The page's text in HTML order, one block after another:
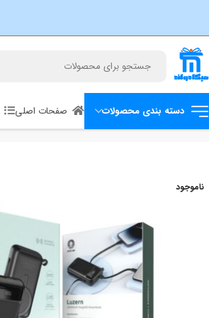
دسته بندی محصولات صفحات اصلی
پاوربانک پاوربانک مگ سیف 20000 میلی آمپر لوزرن گرین Green Luzern 20000mAh Magsafe Powerbank
ناموجود